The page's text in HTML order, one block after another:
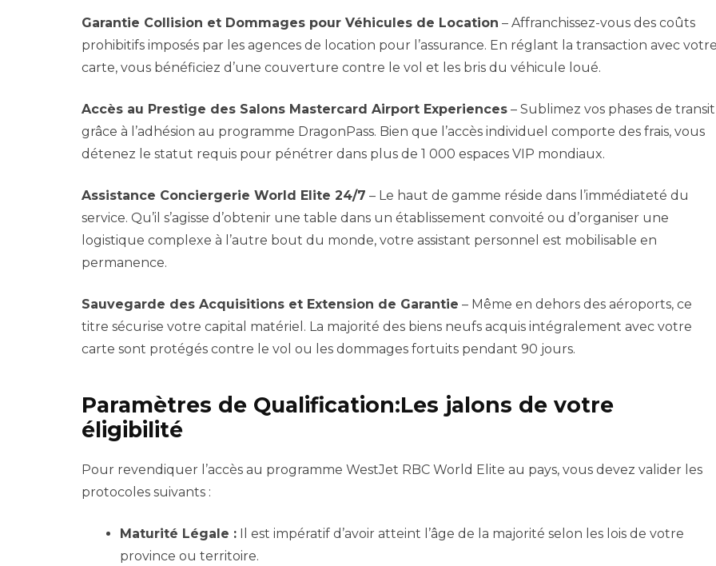
Garantie Collision et Dommages pour Véhicules de Location – Affranchissez-vous des coûts
prohibitifs imposés par les agences de location pour l’assurance. En réglant la transaction avec
carte, vous bénéficiez d’une couverture contre le vol et les bris du véhicule loué.
Accès au Prestige des Salons Mastercard Airport Experiences – Sublimez vos phases de transit
grâce à l’adhésion au programme DragonPass. Bien que l’accès individuel comporte des frais, vous
détenez le statut requis pour pénétrer dans plus de 1 000 espaces VIP mondiaux.
Assistance Conciergerie World Elite 24/7 – Le haut de gamme réside dans l’immédiateté du
service. Qu’il s’agisse d’obtenir une table dans un établissement convoité ou d’organiser une
logistique complexe à l’autre bout du monde, votre assistant personnel est mobilisable en
permanence.
Sauvegarde des Acquisitions et Extension de Garantie – Même en dehors des aéroports, ce
titre sécurise votre capital matériel. La majorité des biens neufs acquis intégralement avec votre
carte sont protégés contre le vol ou les dommages fortuits pendant 90 jours.
Paramètres de Qualification:Les jalons de votre
éligibilité
Pour revendiquer l’accès au programme WestJet RBC World Elite au pays, vous devez valider les
protocoles suivants :
Maturité Légale : Il est impératif d’avoir atteint l’âge de la majorité selon les lois de votre
province ou territoire.